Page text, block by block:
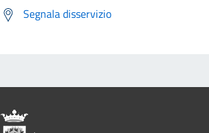
Segnala disservizio